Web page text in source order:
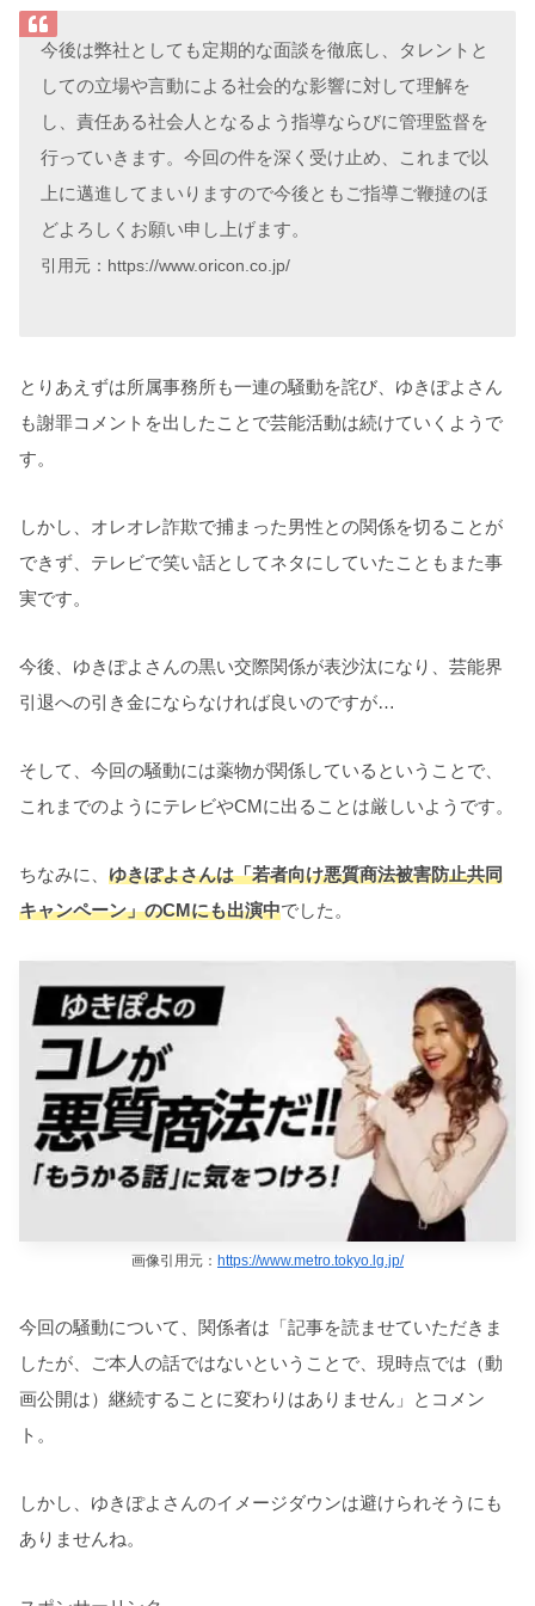
今後は弊社としても定期的な面談を徹底し、タレントと
しての立場や言動による社会的な影響に対して理解を
し、責任ある社会人となるよう指導ならびに管理監督を
行っていきます。今回の件を深く受け止め、これまで以
上に邁進してまいりますので今後ともご指導ご鞭撻のほ
どよろしくお願い申し上げます。
引用元：https://www.oricon.co.jp/
とりあえずは所属事務所も一連の騒動を詫び、ゆきぽよさん
も謝罪コメントを出したことで芸能活動は続けていくようで
す。
しかし、オレオレ詐欺で捕まった男性との関係を切ることが
できず、テレビで笑い話としてネタにしていたこともまた事
実です。
今後、ゆきぽよさんの黒い交際関係が表沙汰になり、芸能界
引退への引き金にならなければ良いのですが…
そして、今回の騒動には薬物が関係しているということで、
これまでのようにテレビやCMに出ることは厳しいようです。
ちなみに、 ゆきぽよさんは「若者向け悪質商法被害防止共同
キャンペーン」のCMにも出演中でした。
画像引用元： https://www.metro.tokyo.lg.jp/
今回の騒動について、関係者は「記事を読ませていただきま
したが、ご本人の話ではないということで、現時点では（動
画公開は）継続することに変わりはありません」とコメン
ト。
しかし、ゆきぽよさんのイメージダウンは避けられそうにも
ありませんね。